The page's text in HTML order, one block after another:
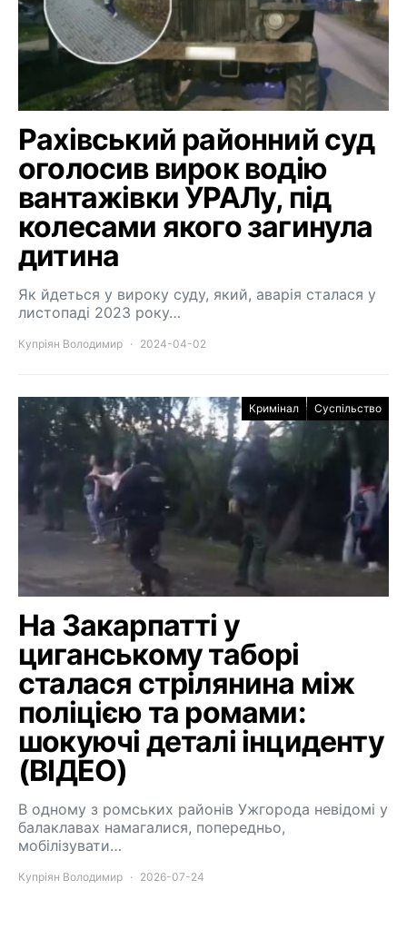
Рахівський районний суд
оголосив вирок водію
вантажівки УРАЛу, під
колесами якого загинула
дитина
Як йдеться у вироку суду, який, аварія сталася у
листопаді 2023 року…
Купріян Володимир 2024-04-02
Кримінал Суспільство
На Закарпатті у
циганському таборі
сталася стрілянина між
поліцією та ромами:
шокуючі деталі інциденту
(ВІДЕО)
В одному з ромських районів Ужгорода невідомі у
балаклавах намагалися, попередньо,
мобілізувати…
Купріян Володимир 2026-07-24